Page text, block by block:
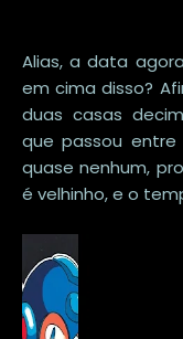
Alias, a data
em cima disso?
duas casas
que passou
quase nenhum,
é velhinho, e o